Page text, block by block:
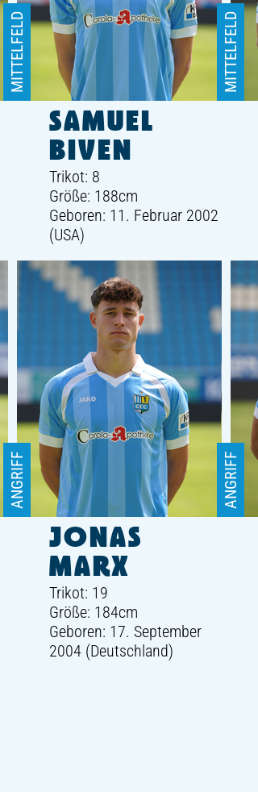
SAMUEL
BIVEN
MITTELFELD
Trikot: 8
Größe: 188cm
Geboren: 11. Februar 2002
(USA)
MITTELFELD
JONAS
MARX
ANGRIFF
Trikot: 19
Größe: 184cm
Geboren: 17. September
2004 (Deutschland)
ANGRIFF